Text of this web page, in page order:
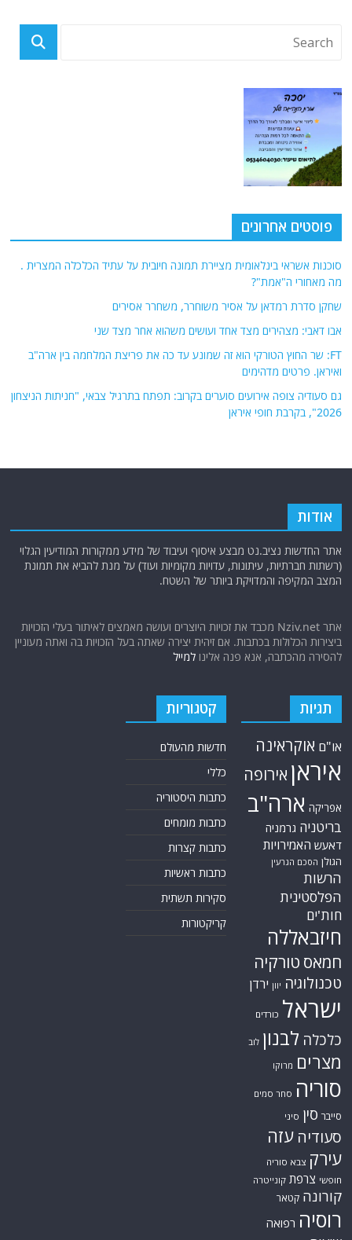
פוסטים אחרונים
סוכנות אשראי בינלאומית מציירת תמונה חיובית על עתיד הכלכלה המצרית .
מה מאחורי ה"אמת"?
שחקן סדרת רמדאן על אסיר משוחרר, משחרר אסירים
אבו דאבי: מצהירים מצד אחד ועושים משהוא אחר מצד שני
FT: שר החוץ הטורקי הוא זה שמונע עד כה את פריצת המלחמה בין ארה"ב
ואיראן. פרטים מדהימים
גם סעודיה צופה אירועים סוערים בקרוב: תפתח בתרגיל צבאי, "חניתות הניצחון
2026", בקרבת חופי איראן
אודות
אתר החדשות נציב.נט מבצע איסוף ועיבוד של מידע ממקורות המודיעין הגלוי
(רשתות חברתיות, עיתונות, עדויות מקומיות ועוד) על מנת להביא את תמונת
המצב המקיפה והמדויקת ביותר של השטח.
אתר Nziv.net מכבד את זכויות היוצרים ועושה מאמצים לאיתור בעלי הזכויות
ביצירות הכלולות בכתבות. אם זיהית יצירה שאתה בעל הזכויות בה ואתה מעוניין
להסירה מהכתבה, אנא פנה אלינולמייל
תגיות
או"ם אוקראינה
איראן אירופה
אפריקה ארה"ב
בריטניה גרמניה
דאעש האמירויות
הגולן הסכם הגרעין
הרשות
הפלסטינית
חות'ים
חיזבאללה
חמאס טורקיה
טכנולוגיה יוון ירדן
ישראל כורדים
כלכלה לבנון לוב
מצרים מרוקו
סוריה סחר סמים
סייבר סין סיני
סעודיה עזה
עירק צבא סוריה
חופשי צרפת קונייטרה
קורונה קטאר
רוסיה רפואה
קטגוריות
חדשות מהעולם
כללי
כתבות היסטוריה
כתבות מומחים
כתבות קצרות
כתבות ראשיות
סקירות תשתית
קריקטורות